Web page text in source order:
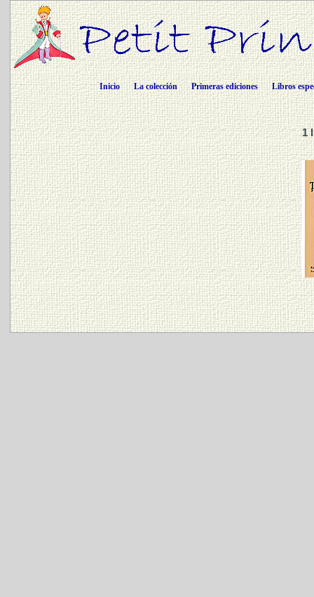
Inicio La colección Primeras ediciones Libros
1